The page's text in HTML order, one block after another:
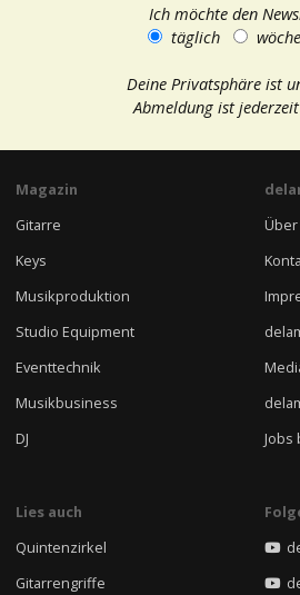
Ich möchte den
täglich
Deine Privatsphäre ist
Abmeldung ist
Magazin
Gitarre
Keys
Musikproduktion
Studio Equipment
Eventtechnik
Musikbusiness
DJ
Jobs
Lies auch
Quintenzirkel
Gitarrengriffe